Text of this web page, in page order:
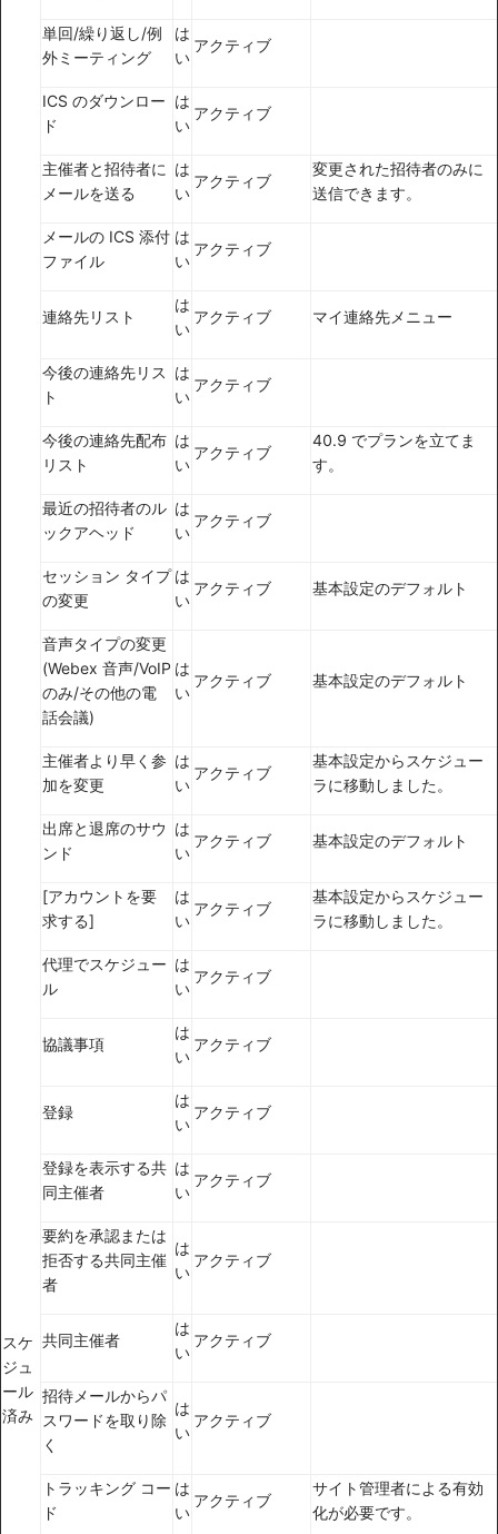
スケ
ジュ
ール
済み
単回/繰り返し/例
外ミーティング
は
い
アクティブ
ICS のダウンロー
ド
は
い
アクティブ
主催者と招待者に
メールを送る
は
い
アクティブ
変更された招待者のみに
送信できます。
メールの ICS 添付
ファイル
は
い
アクティブ
連絡先リスト
は
い
アクティブ マイ連絡先メニュー
今後の連絡先リス
ト
は
い
アクティブ
今後の連絡先配布
リスト
は
い
アクティブ
40.9 でプランを立てま
す。
最近の招待者のル
ックアヘッド
は
い
アクティブ
セッション タイプ
の変更
は
い
アクティブ 基本設定のデフォルト
音声タイプの変更
(Webex 音声/VoIP
のみ/その他の電
話会議)
は
い
アクティブ 基本設定のデフォルト
主催者より早く参
加を変更
は
い
アクティブ
基本設定からスケジュー
ラに移動しました。
出席と退席のサウ
ンド
は
い
アクティブ 基本設定のデフォルト
[アカウントを要
求する]
は
い
アクティブ
基本設定からスケジュー
ラに移動しました。
代理でスケジュー
ル
は
い
アクティブ
協議事項
は
い
アクティブ
登録
は
い
アクティブ
登録を表示する共
同主催者
は
い
アクティブ
要約を承認または
拒否する共同主催
者
は
い
アクティブ
共同主催者
は
い
アクティブ
招待メールからパ
スワードを取り除
く
は
い
アクティブ
トラッキング コー
ド
は
い
アクティブ
サイト管理者による有効
化が必要です。